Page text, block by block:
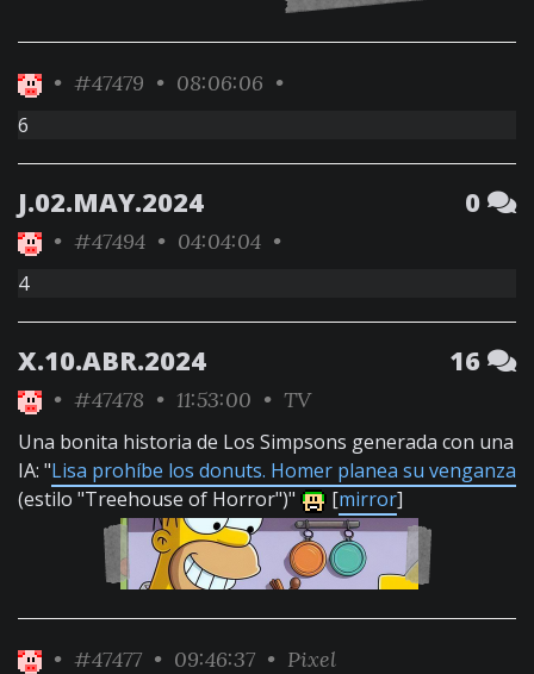
• #47479 • 08:06:06 •
6
J.02.MAY.2024 0
• #47494 • 04:04:04 •
4
X.10.ABR.2024 16
• #47478 • 11:53:00 • TV
Una bonita historia de Los Simpsons generada con una
IA: "Lisa prohíbe los donuts. Homer planea su venganza
(estilo "Treehouse of Horror")"
[mirror]
• #47477 • 09:46:37 • Pixel